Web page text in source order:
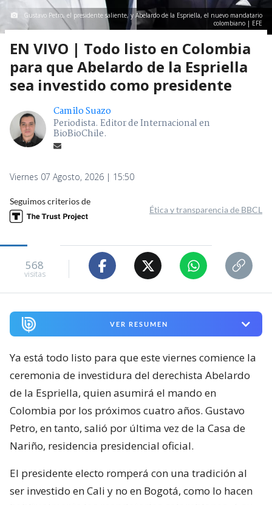
Gustavo Petro, el presidente saliente, y Abelardo de la Espriella, el nuevo mandatario
colombiano | EFE
EN VIVO | Todo listo en Colombia
para que Abelardo de la Espriella
sea investido como presidente
Camilo Suazo
Periodista. Editor de Internacional en
BioBioChile.
Viernes 07 Agosto, 2026 | 15:50
Seguimos criterios de
Ética y transparencia de BBCL
568
visitas
VER RESUMEN
Ya está todo listo para que este viernes comience la
ceremonia de investidura del derechista Abelardo
de la Espriella, quien asumirá el mando en
Colombia por los próximos cuatro años. Gustavo
Petro, en tanto, salió por última vez de la Casa de
Nariño, residencia presidencial oficial.
El presidente electo romperá con una tradición al
ser investido en Cali y no en Bogotá, como lo hacen